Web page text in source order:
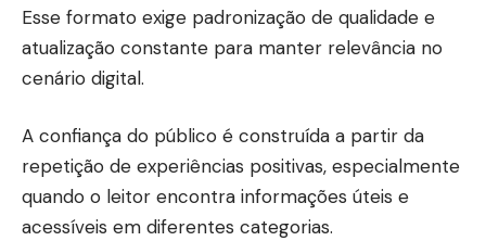
Esse formato exige padronização de qualidade e
atualização constante para manter relevância no
cenário digital.
A confiança do público é construída a partir da
repetição de experiências positivas, especialmente
quando o leitor encontra informações úteis e
acessíveis em diferentes categorias.